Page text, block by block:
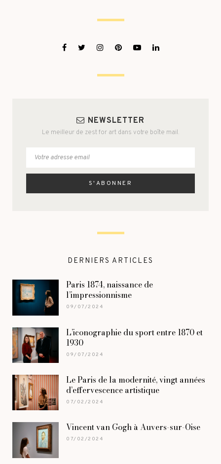
NEWSLETTER
Le meilleur de zest for art dans votre boîte mail.
DERNIERS ARTICLES
Paris 1874, naissance de
l’impressionnisme
09/07/2024
L’iconographie du sport entre 1870 et
1930
09/07/2024
Le Paris de la modernité, vingt années
d’effervescence artistique
07/02/2024
Vincent van Gogh à Auvers-sur-Oise
07/02/2024